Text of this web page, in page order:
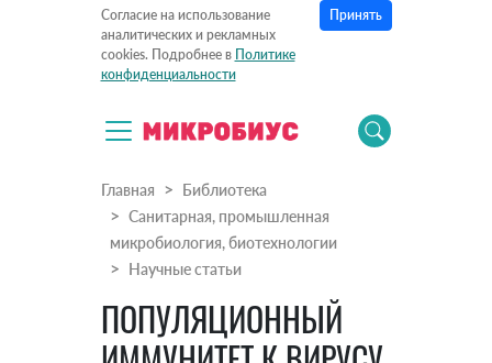
Согласие на использование
аналитических и рекламных
cookies. Подробнее в Политике
конфиденциальности
Принять
Главная
Библиотека
Санитарная, промышленная
микробиология, биотехнологии
Научные статьи
ПОПУЛЯЦИОННЫЙ